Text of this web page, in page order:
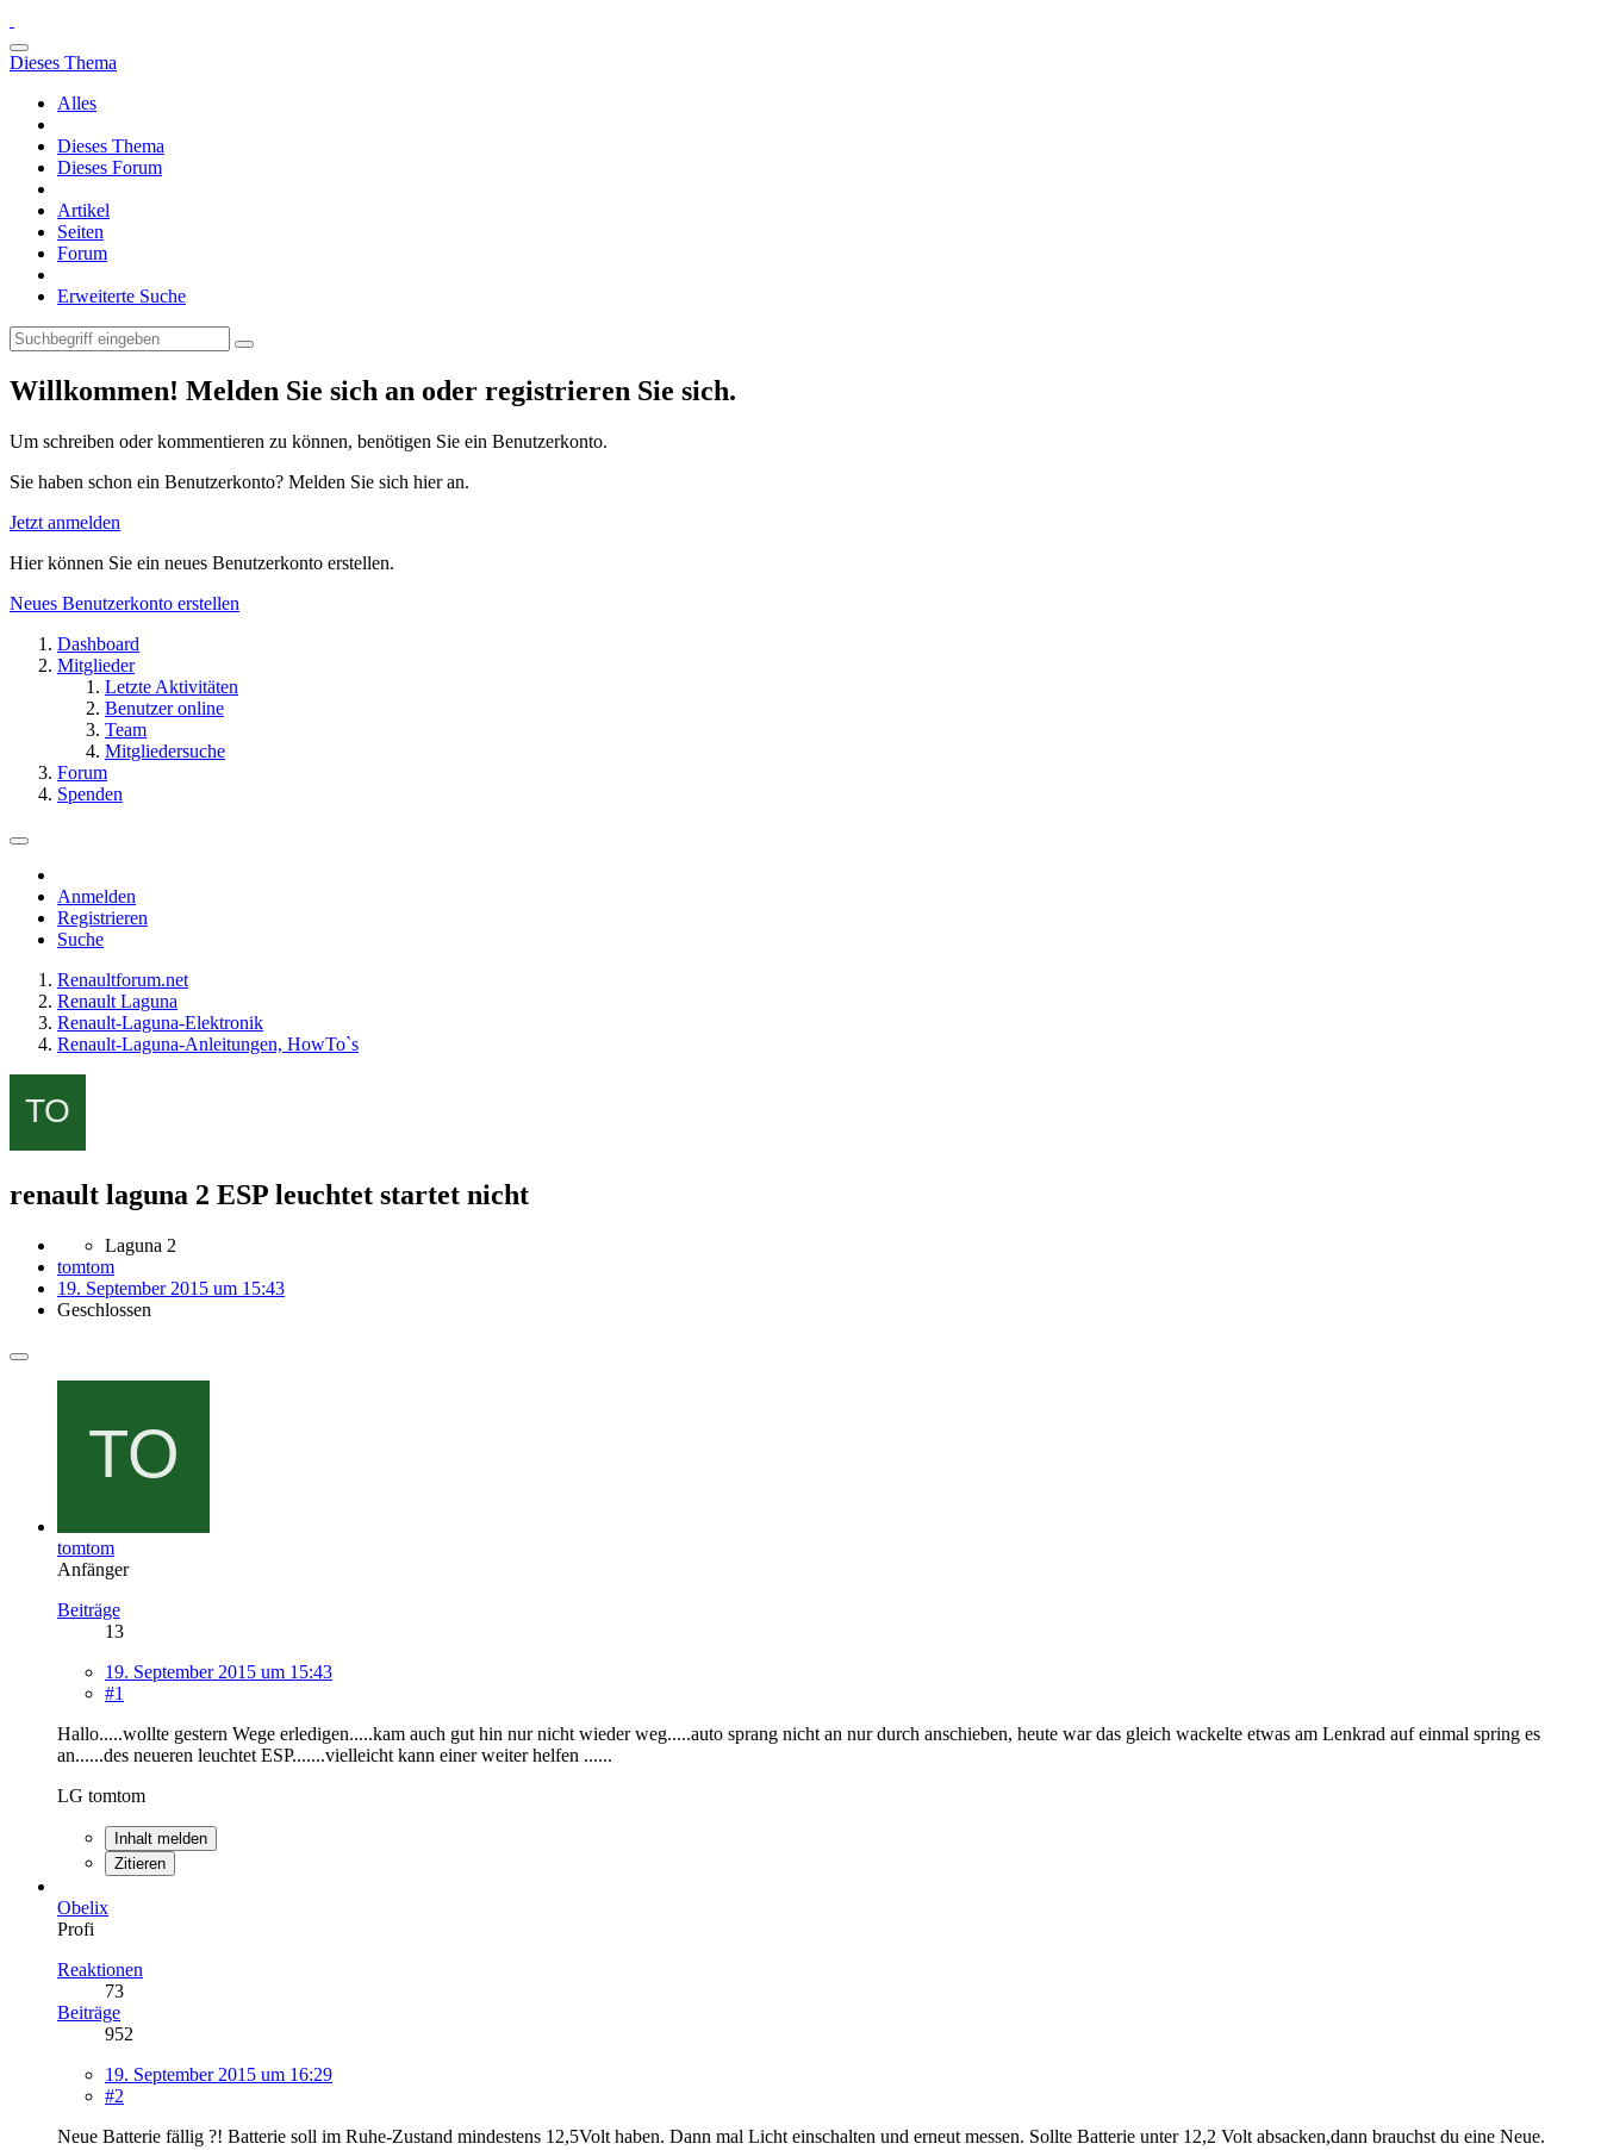
Dieses Thema
Alles
Dieses Thema
Dieses Forum
Artikel
Seiten
Forum
Erweiterte Suche
Willkommen! Melden Sie sich an oder registrieren Sie sich.
Um schreiben oder kommentieren zu können, benötigen Sie ein Benutzerkonto.
Sie haben schon ein Benutzerkonto? Melden Sie sich hier an.
Jetzt anmelden
Hier können Sie ein neues Benutzerkonto erstellen.
Neues Benutzerkonto erstellen
Dashboard
Mitglieder
Letzte Aktivitäten
Benutzer online
Team
Mitgliedersuche
Forum
Spenden
Anmelden
Registrieren
Suche
Renaultforum.net
Renault Laguna
Renault-Laguna-Elektronik
Renault-Laguna-Anleitungen, HowTo`s
renault laguna 2 ESP leuchtet startet nicht
Laguna 2
tomtom
19. September 2015 um 15:43
Geschlossen
tomtom
Anfänger
Beiträge
13
19. September 2015 um 15:43
#1
Hallo.....wollte gestern Wege erledigen.....kam auch gut hin nur nicht wieder weg.....auto sprang nicht an nur durch anschieben, heute war das gleich wackelte etwas am Lenkrad auf einmal spring es
an......des neueren leuchtet ESP.......vielleicht kann einer weiter helfen ......
LG tomtom
Inhalt melden
Zitieren
Obelix
Profi
Reaktionen
73
Beiträge
952
19. September 2015 um 16:29
#2
Neue Batterie fällig ?! Batterie soll im Ruhe-Zustand mindestens 12,5Volt haben. Dann mal Licht einschalten und erneut messen. Sollte Batterie unter 12,2 Volt absacken,dann brauchst du eine Neue.